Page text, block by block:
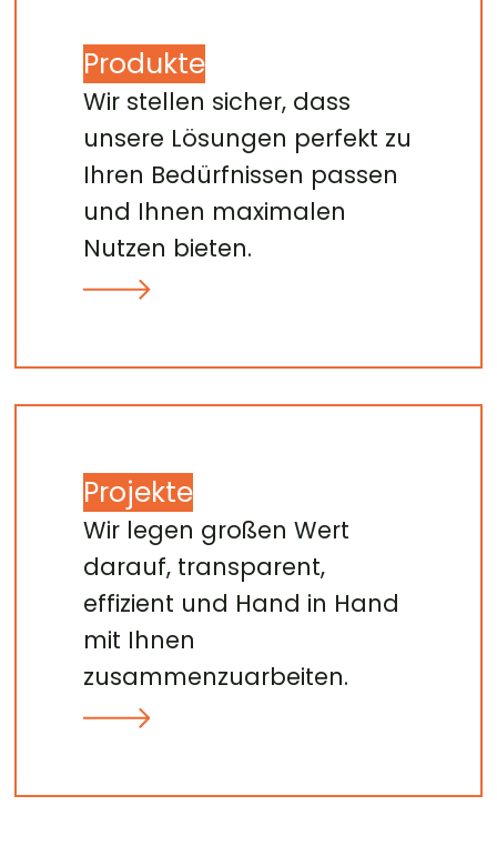
Produkte
Wir stellen sicher, dass
unsere Lösungen perfekt zu
Ihren Bedürfnissen passen
und Ihnen maximalen
Nutzen bieten.
Projekte
Wir legen großen Wert
darauf, transparent,
effizient und Hand in Hand
mit Ihnen
zusammenzuarbeiten.